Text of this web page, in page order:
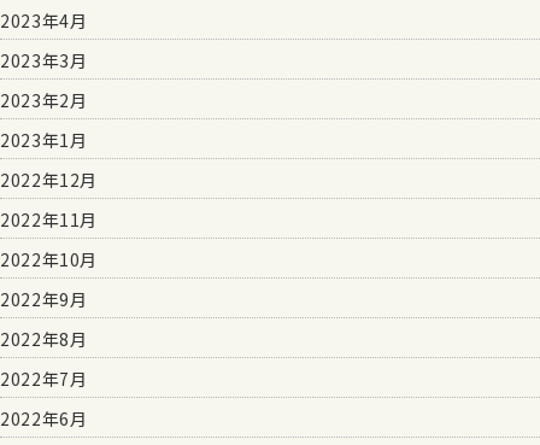
2023年4月
2023年3月
2023年2月
2023年1月
2022年12月
2022年11月
2022年10月
2022年9月
2022年8月
2022年7月
2022年6月